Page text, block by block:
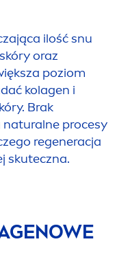
ilość snu
oraz
poziom
kolagen i
Brak
naturalne procesy
regeneracja
skuteczna.